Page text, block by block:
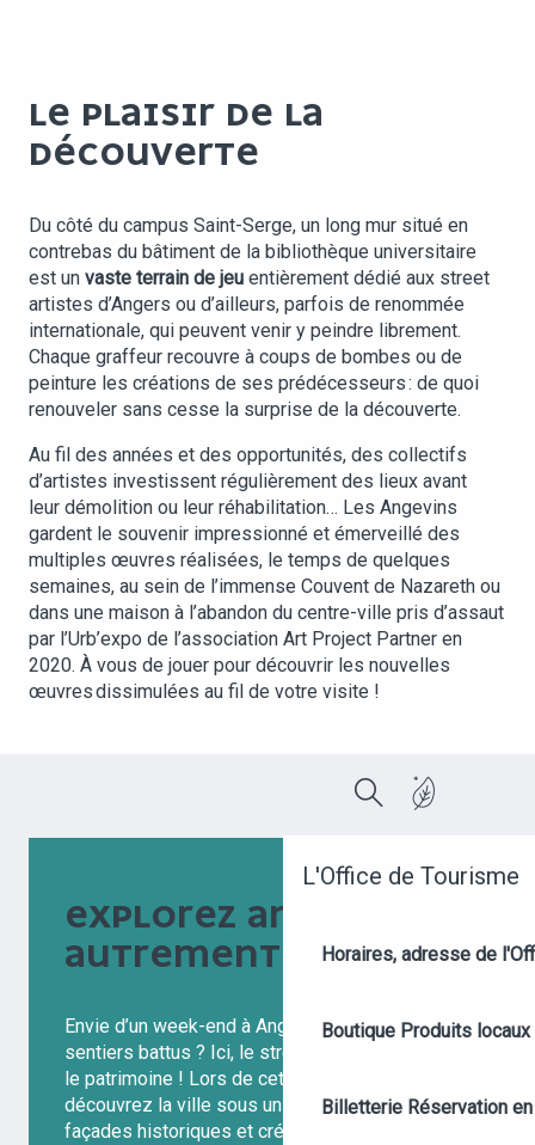
L'Office de Tourisme
Horaires, adresse de
Boutique Produits
Billetterie Réservation
LE PLAISIR DE LA
DÉCOUVERTE
Du côté du campus Saint-Serge, un long mur situé en
contrebas du bâtiment de la bibliothèque universitaire
est un vaste terrain de jeu entièrement dédié aux street
artistes d’Angers ou d’ailleurs, parfois de renommée
internationale, qui peuvent venir y peindre librement.
Chaque graffeur recouvre à coups de bombes ou de
peinture les créations de ses prédécesseurs : de quoi
renouveler sans cesse la surprise de la découverte.
Au fil des années et des opportunités, des collectifs
d’artistes investissent régulièrement des lieux avant
leur démolition ou leur réhabilitation… Les Angevins
gardent le souvenir impressionné et émerveillé des
multiples œuvres réalisées, le temps de quelques
semaines, au sein de l’immense Couvent de Nazareth ou
dans une maison à l’abandon du centre-ville pris d’assaut
par l’Urb’expo de l’association Art Project Partner en
2020. À vous de jouer pour découvrir les nouvelles
œuvres dissimulées au fil de votre visite !
EXPLOREZ ANGERS
AUTREMENT
Envie d’un week-end à Angers qui sort des
sentiers battus ? Ici, le street-art dialogue avec
le patrimoine ! Lors de cette visite guidée,
découvrez la ville sous un angle inattendu, entre
façades historiques et créations urbaines